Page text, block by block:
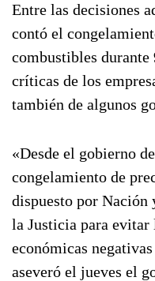
Entre las decisiones
contó el
combustibles durante
críticas de los
también de algunos
«Desde el gobierno
congelamiento de
dispuesto por Nación
la Justicia para evitar
económicas
aseveró el jueves el